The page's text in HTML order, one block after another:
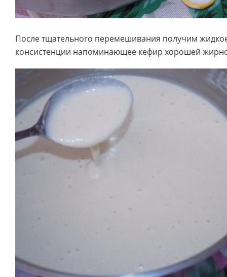
После тщательного перемешивания получим
консистенции напоминающее кефир хорошей